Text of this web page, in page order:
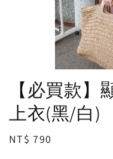
【必買款
上衣(黑/白)
Regular
NT$ 790